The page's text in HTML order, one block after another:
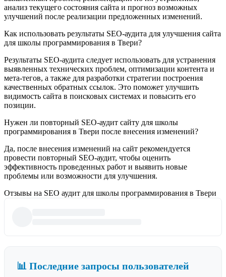
анализ текущего состояния сайта и прогноз возможных
улучшений после реализации предложенных изменений.
Как использовать результаты SEO-аудита для улучшения сайта
для школы программирования в Твери?
Результаты SEO-аудита следует использовать для устранения
выявленных технических проблем, оптимизации контента и
мета-тегов, а также для разработки стратегии построения
качественных обратных ссылок. Это поможет улучшить
видимость сайта в поисковых системах и повысить его
позиции.
Нужен ли повторный SEO-аудит сайту для школы
программирования в Твери после внесения изменений?
Да, после внесения изменений на сайт рекомендуется
провести повторный SEO-аудит, чтобы оценить
эффективность проведенных работ и выявить новые
проблемы или возможности для улучшения.
Отзывы на SEO аудит для школы программирования в Твери
📊 Последние запросы пользователей